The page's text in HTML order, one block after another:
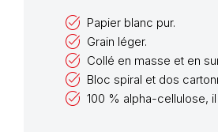
Papier blanc pur.
Grain léger.
Collé en masse et en
Bloc spiral et dos
100 % alpha-cellulose,